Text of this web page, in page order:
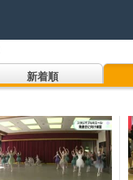
新着順